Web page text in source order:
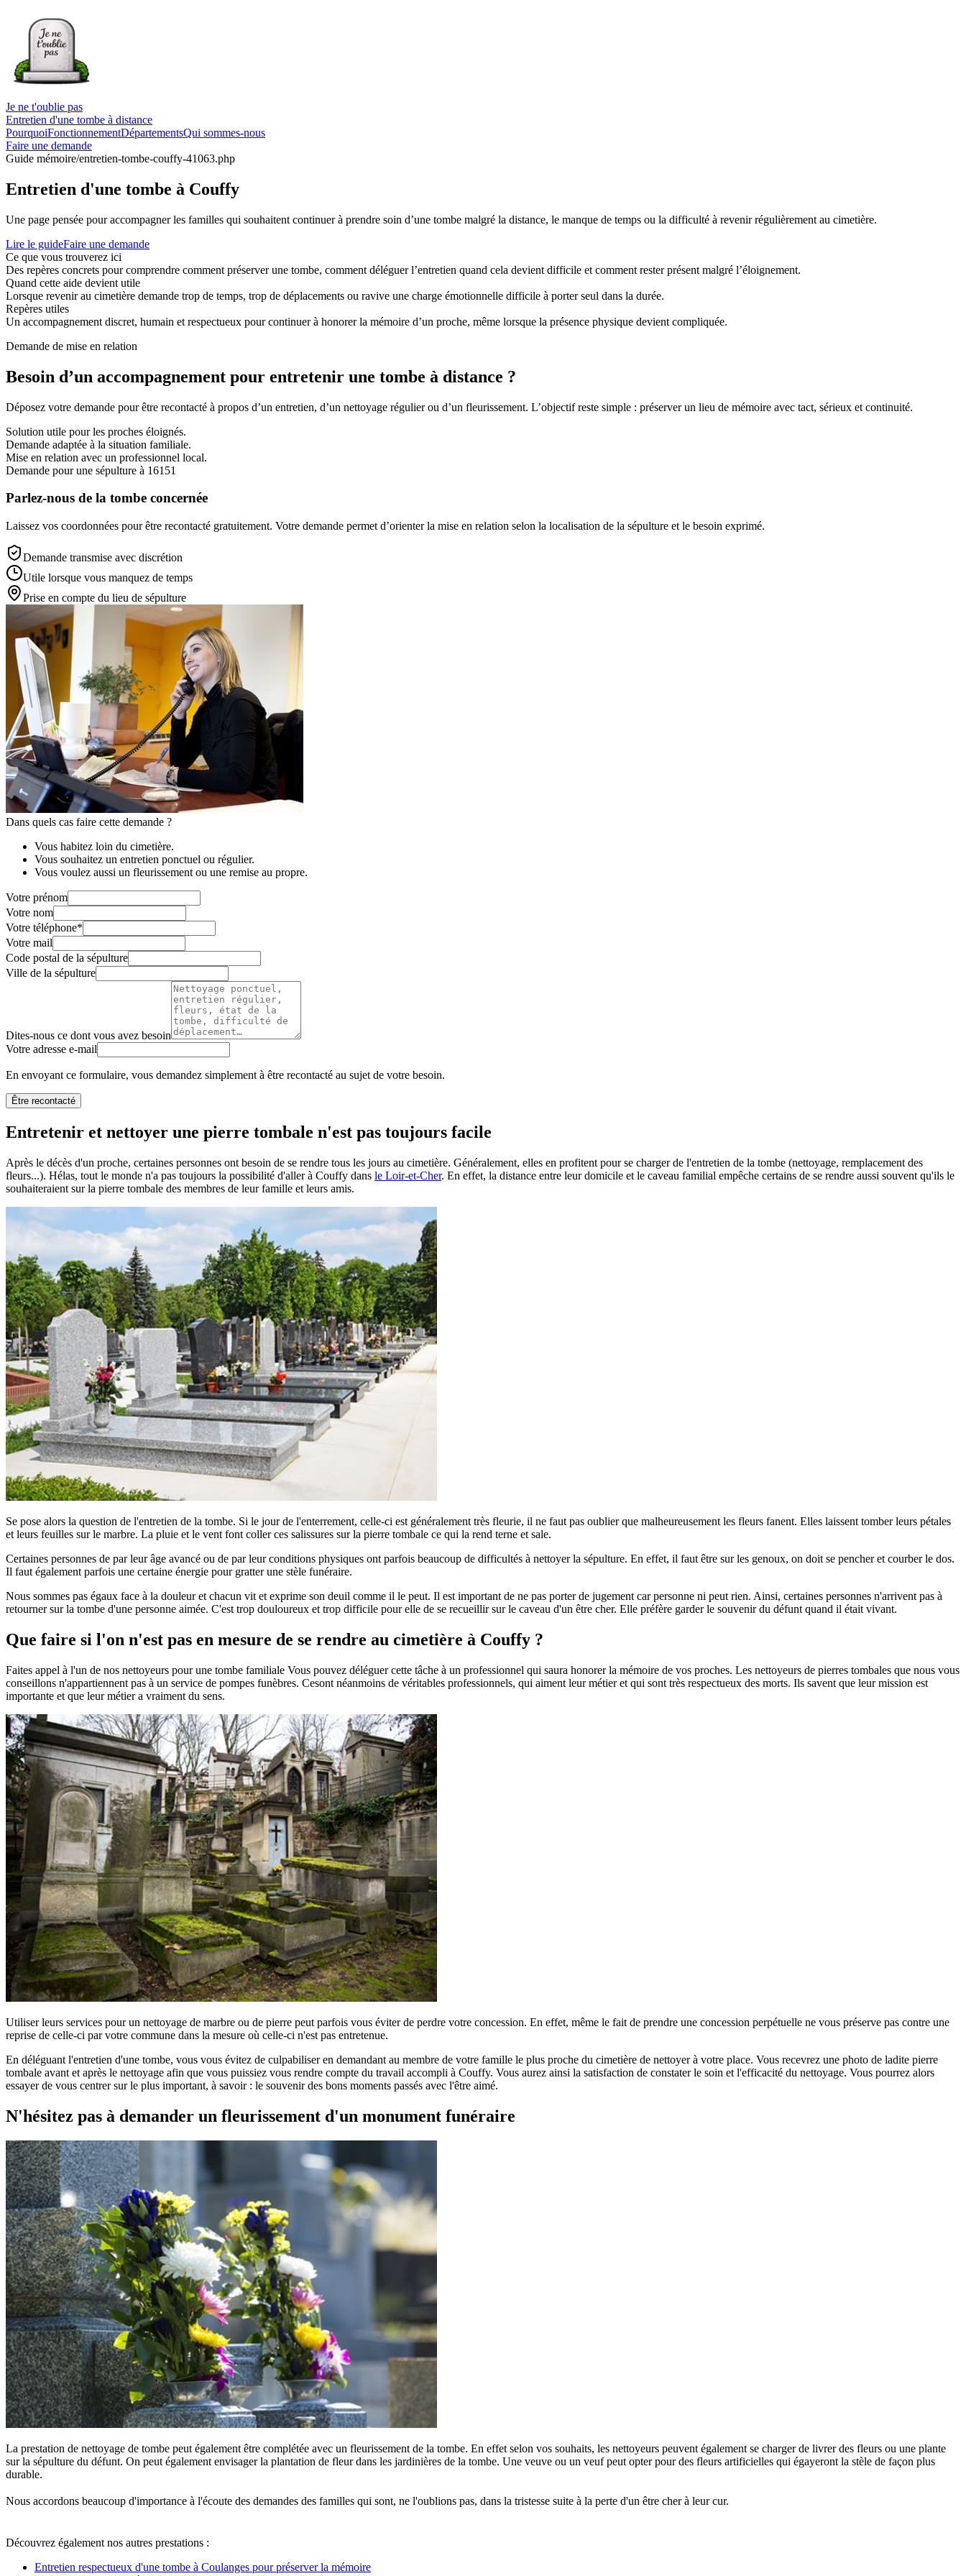
Je ne t'oublie pas
Entretien d'une tombe à distance
PourquoiFonctionnementDépartementsQui sommes-nous
Faire une demande
Guide mémoire/entretien-tombe-couffy-41063.php
Entretien d'une tombe à Couffy
Une page pensée pour accompagner les familles qui souhaitent continuer à prendre soin d’une tombe malgré la distance, le manque de temps ou la difficulté à revenir régulièrement au cimetière.
Lire le guideFaire une demande
Ce que vous trouverez ici
Des repères concrets pour comprendre comment préserver une tombe, comment déléguer l’entretien quand cela devient difficile et comment rester présent malgré l’éloignement.
Quand cette aide devient utile
Lorsque revenir au cimetière demande trop de temps, trop de déplacements ou ravive une charge émotionnelle difficile à porter seul dans la durée.
Repères utiles
Un accompagnement discret, humain et respectueux pour continuer à honorer la mémoire d’un proche, même lorsque la présence physique devient compliquée.
Demande de mise en relation
Besoin d’un accompagnement pour entretenir une tombe à distance ?
Déposez votre demande pour être recontacté à propos d’un entretien, d’un nettoyage régulier ou d’un fleurissement. L’objectif reste simple : préserver un lieu de mémoire avec tact, sérieux et continuité.
Solution utile pour les proches éloignés.
Demande adaptée à la situation familiale.
Mise en relation avec un professionnel local.
Demande pour une sépulture à 16151
Parlez-nous de la tombe concernée
Laissez vos coordonnées pour être recontacté gratuitement. Votre demande permet d’orienter la mise en relation selon la localisation de la sépulture et le besoin exprimé.
Demande transmise avec discrétion
Utile lorsque vous manquez de temps
Prise en compte du lieu de sépulture
Dans quels cas faire cette demande ?
Vous habitez loin du cimetière.
Vous souhaitez un entretien ponctuel ou régulier.
Vous voulez aussi un fleurissement ou une remise au propre.
Votre prénom
Votre nom
Votre téléphone*
Votre mail
Code postal de la sépulture
Ville de la sépulture
Dites-nous ce dont vous avez besoin
Votre adresse e-mail
En envoyant ce formulaire, vous demandez simplement à être recontacté au sujet de votre besoin.
Être recontacté
Entretenir et nettoyer une pierre tombale n'est pas toujours facile
Après le décès d'un proche, certaines personnes ont besoin de se rendre tous les jours au cimetière. Généralement, elles en profitent pour se charger de l'entretien de la tombe (nettoyage, remplacement des
fleurs...). Hélas, tout le monde n'a pas toujours la possibilité d'aller à Couffy dans le Loir-et-Cher. En effet, la distance entre leur domicile et le caveau familial empêche certains de se rendre aussi souvent qu'ils le
souhaiteraient sur la pierre tombale des membres de leur famille et leurs amis.
Se pose alors la question de l'entretien de la tombe. Si le jour de l'enterrement, celle-ci est généralement très fleurie, il ne faut pas oublier que malheureusement les fleurs fanent. Elles laissent tomber leurs pétales
et leurs feuilles sur le marbre. La pluie et le vent font coller ces salissures sur la pierre tombale ce qui la rend terne et sale.
Certaines personnes de par leur âge avancé ou de par leur conditions physiques ont parfois beaucoup de difficultés à nettoyer la sépulture. En effet, il faut être sur les genoux, on doit se pencher et courber le dos.
Il faut également parfois une certaine énergie pour gratter une stèle funéraire.
Nous sommes pas égaux face à la douleur et chacun vit et exprime son deuil comme il le peut. Il est important de ne pas porter de jugement car personne ni peut rien. Ainsi, certaines personnes n'arrivent pas à
retourner sur la tombe d'une personne aimée. C'est trop douloureux et trop difficile pour elle de se recueillir sur le caveau d'un être cher. Elle préfère garder le souvenir du défunt quand il était vivant.
Que faire si l'on n'est pas en mesure de se rendre au cimetière à Couffy ?
Faites appel à l'un de nos nettoyeurs pour une tombe familiale Vous pouvez déléguer cette tâche à un professionnel qui saura honorer la mémoire de vos proches. Les nettoyeurs de pierres tombales que nous vous
conseillons n'appartiennent pas à un service de pompes funèbres. Cesont néanmoins de véritables professionnels, qui aiment leur métier et qui sont très respectueux des morts. Ils savent que leur mission est
importante et que leur métier a vraiment du sens.
Utiliser leurs services pour un nettoyage de marbre ou de pierre peut parfois vous éviter de perdre votre concession. En effet, même le fait de prendre une concession perpétuelle ne vous préserve pas contre une
reprise de celle-ci par votre commune dans la mesure où celle-ci n'est pas entretenue.
En déléguant l'entretien d'une tombe, vous vous évitez de culpabiliser en demandant au membre de votre famille le plus proche du cimetière de nettoyer à votre place. Vous recevrez une photo de ladite pierre
tombale avant et après le nettoyage afin que vous puissiez vous rendre compte du travail accompli à Couffy. Vous aurez ainsi la satisfaction de constater le soin et l'efficacité du nettoyage. Vous pourrez alors
essayer de vous centrer sur le plus important, à savoir : le souvenir des bons moments passés avec l'être aimé.
N'hésitez pas à demander un fleurissement d'un monument funéraire
La prestation de nettoyage de tombe peut également être complétée avec un fleurissement de la tombe. En effet selon vos souhaits, les nettoyeurs peuvent également se charger de livrer des fleurs ou une plante
sur la sépulture du défunt. On peut également envisager la plantation de fleur dans les jardinières de la tombe. Une veuve ou un veuf peut opter pour des fleurs artificielles qui égayeront la stèle de façon plus
durable.
Nous accordons beaucoup d'importance à l'écoute des demandes des familles qui sont, ne l'oublions pas, dans la tristesse suite à la perte d'un être cher à leur cur.
Découvrez également nos autres prestations :
Entretien respectueux d'une tombe à Coulanges pour préserver la mémoire